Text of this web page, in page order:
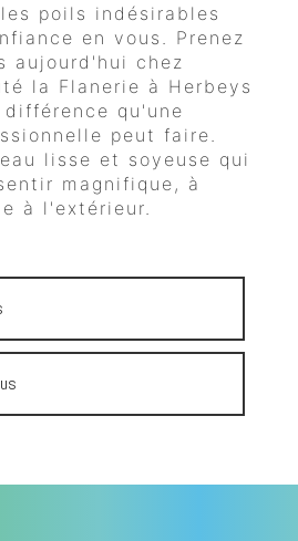
poils indésirables
en vous. Prenez
aujourd'hui chez
la Flanerie à Herbeys
qu'une
peut faire.
lisse et soyeuse qui
magnifique, à
à l'extérieur.